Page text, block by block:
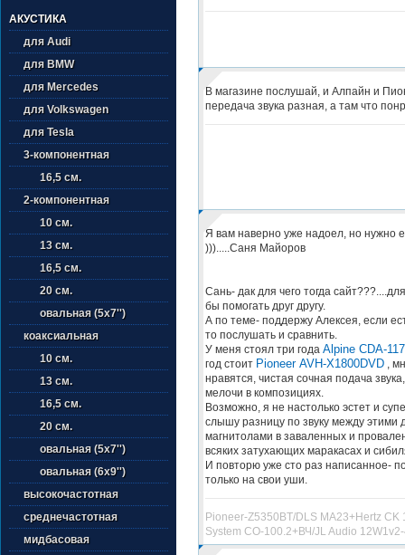
АКУСТИКА
для Audi
для BMW
для Mercedes
для Volkswagen
для Tesla
3-компонентная
16,5 см.
2-компонентная
10 см.
13 см.
16,5 см.
20 см.
овальная (5х7'')
коаксиальная
10 см.
13 см.
16,5 см.
20 см.
овальная (5х7'')
овальная (6х9'')
высокочастотная
среднечастотная
мидбасовая
В магазине послушай, и Алпайн и
передача звука разная, а там что
Я вам наверно уже надоел, но нужно
))).....Саня Майоров
Сань- дак для чего тогда
бы помогать друг другу.
А по теме- поддержу Алексея, если
то послушать и сравнить.
У меня стоял три года Alpine CDA-
год стоит Pioneer AVH-X1800DVD,
нравятся, чистая сочная подача
мелочи в композициях.
Возможно, я не настолько эстет и
слышу разницу по звуку между этими
магнитолами в заваленных и
всяких затухающих маракасах и
И повторю уже сто раз написанное-
только на свои уши.
Pioneer-Z5350BT/DLS MA23+Hertz CK
System CO-100.2+ВЧ/JL Audio